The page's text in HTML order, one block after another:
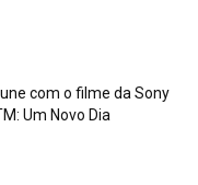
une com o filme da Sony
Um Novo Dia